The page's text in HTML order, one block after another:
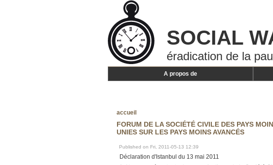
SOCIAL
éradication de la
A propos de
accueil
FORUM DE LA SOCIÉTÉ CIVILE DES PAYS
UNIES SUR LES PAYS MOINS AVANCÉS
Published on Fri, 2011-05-13 12:39
Déclaration d'Istanbul du 13 mai 2011